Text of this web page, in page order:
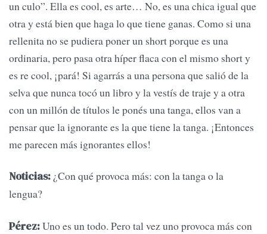
un culo”. Ella es cool, es arte… No, es una chica igual que
otra y está bien que haga lo que tiene ganas. Como si una
rellenita no se pudiera poner un short porque es una
ordinaria, pero pasa otra híper flaca con el mismo short y
es re cool, ¡pará! Si agarrás a una persona que salió de la
selva que nunca tocó un libro y la vestís de traje y a otra
con un millón de títulos le ponés una tanga, ellos van a
pensar que la ignorante es la que tiene la tanga. ¡Entonces
me parecen más ignorantes ellos!
Noticias: ¿Con qué provoca más: con la tanga o la
lengua?
Pérez:Uno es un todo. Pero tal vez uno provoca más con